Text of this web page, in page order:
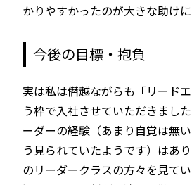
かりやすかったのが大きな助けに
今後の目標・抱負
実は私は僭越ながらも「リード
う枠で入社させていただきまし
ーダーの経験（あまり自覚は無
う見られていたようです）はあ
のリーダークラスの方々を見て